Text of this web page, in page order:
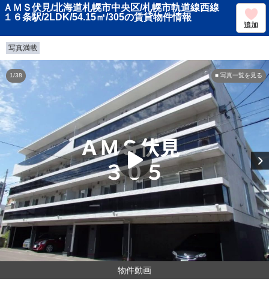
ＡＭＳ伏見/北海道札幌市中央区/札幌市軌道線西線
１６条駅/2LDK/54.15㎡/305の賃貸物件情報
追加
写真満載
■ 写真一覧を見る
1/38
物件動画